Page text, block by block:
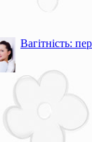
Вагітність: